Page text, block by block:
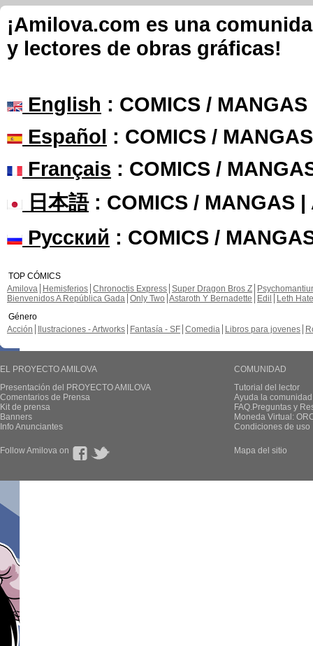
¡Amilova.com es una
y lectores de obras gráficas!
English : COMICS /
Español : COMICS /
Français : COMICS /
日本語: COMICS / MANGAS |
Русский : COMICS /
TOP CÓMICS
Amilova
Hemisferios Chronoctis Express Super Dragon Bros Z
Bienvenidos A República Gada Only Two Astaroth Y Bernadette Edil
Leth Hate
Género
Acción
Ilustraciones - Artworks Fantasía - SF Comedia Libros para jovenes
EL PROYECTO AMILOVA
Presentación del PROYECTO AMILOVA
Comentarios de Prensa
Kit de prensa
Banners
Info Anunciantes
COMUNIDAD
Tutorial del lector
Ayuda la
FAQ.Preguntas y
Moneda Virtual:
Condiciones de uso
Follow Amilova on Mapa del sitio